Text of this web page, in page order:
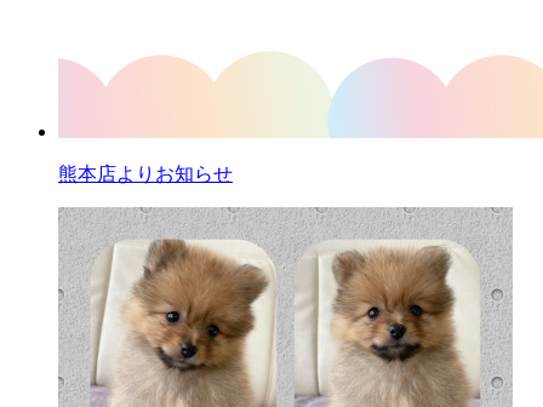
熊本店よりお知らせ